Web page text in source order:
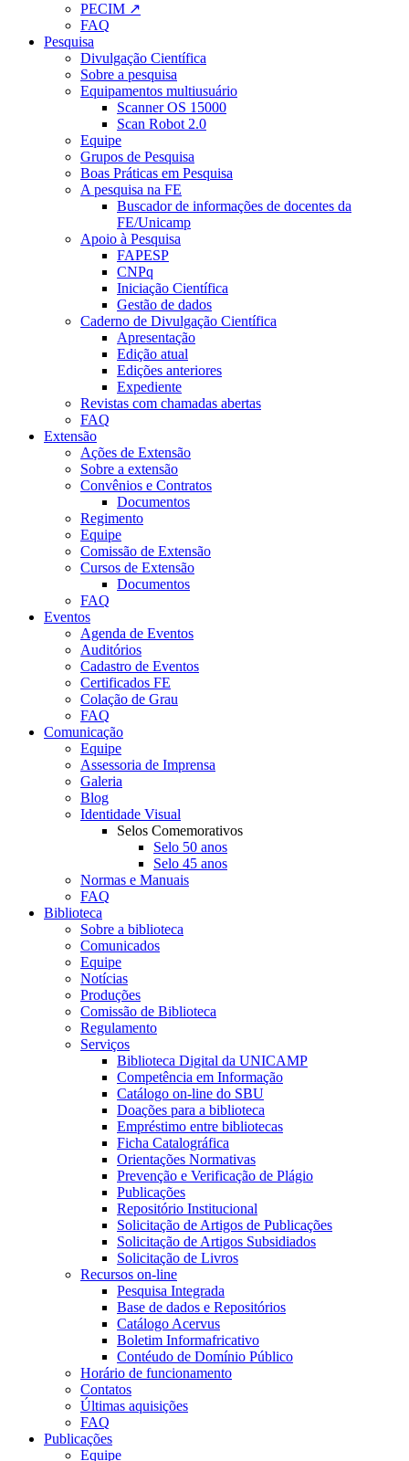
PECIM ↗
FAQ
Pesquisa
Divulgação Científica
Sobre a pesquisa
Equipamentos multiusuário
Scanner OS 15000
Scan Robot 2.0
Equipe
Grupos de Pesquisa
Boas Práticas em Pesquisa
A pesquisa na FE
Buscador de informações de docentes da
FE/Unicamp
Apoio à Pesquisa
FAPESP
CNPq
Iniciação Científica
Gestão de dados
Caderno de Divulgação Científica
Apresentação
Edição atual
Edições anteriores
Expediente
Revistas com chamadas abertas
FAQ
Extensão
Ações de Extensão
Sobre a extensão
Convênios e Contratos
Documentos
Regimento
Equipe
Comissão de Extensão
Cursos de Extensão
Documentos
FAQ
Eventos
Agenda de Eventos
Auditórios
Cadastro de Eventos
Certificados FE
Colação de Grau
FAQ
Comunicação
Equipe
Assessoria de Imprensa
Galeria
Blog
Identidade Visual
Selos Comemorativos
Selo 50 anos
Selo 45 anos
Normas e Manuais
FAQ
Biblioteca
Sobre a biblioteca
Comunicados
Equipe
Notícias
Produções
Comissão de Biblioteca
Regulamento
Serviços
Biblioteca Digital da UNICAMP
Competência em Informação
Catálogo on-line do SBU
Doações para a biblioteca
Empréstimo entre bibliotecas
Ficha Catalográfica
Orientações Normativas
Prevenção e Verificação de Plágio
Publicações
Repositório Institucional
Solicitação de Artigos de Publicações
Solicitação de Artigos Subsidiados
Solicitação de Livros
Recursos on-line
Pesquisa Integrada
Base de dados e Repositórios
Catálogo Acervus
Boletim Informafricativo
Contéudo de Domínio Público
Horário de funcionamento
Contatos
Últimas aquisições
FAQ
Publicações
Equipe